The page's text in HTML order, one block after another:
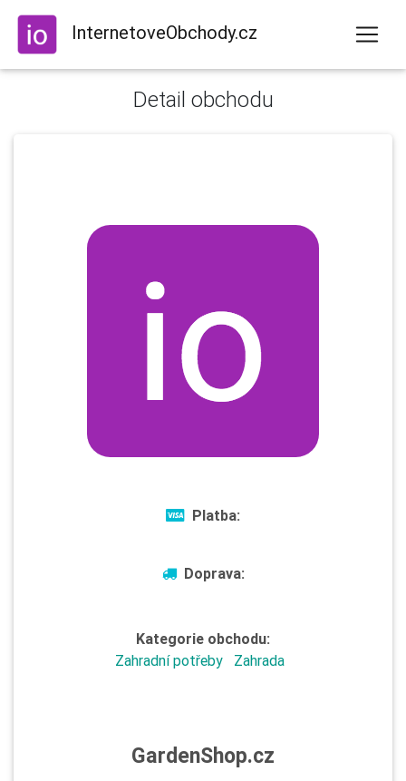
InternetoveObchody.cz
Detail obchodu
Platba:
Doprava:
Kategorie obchodu:
Zahradní potřeby
Zahrada
GardenShop.cz